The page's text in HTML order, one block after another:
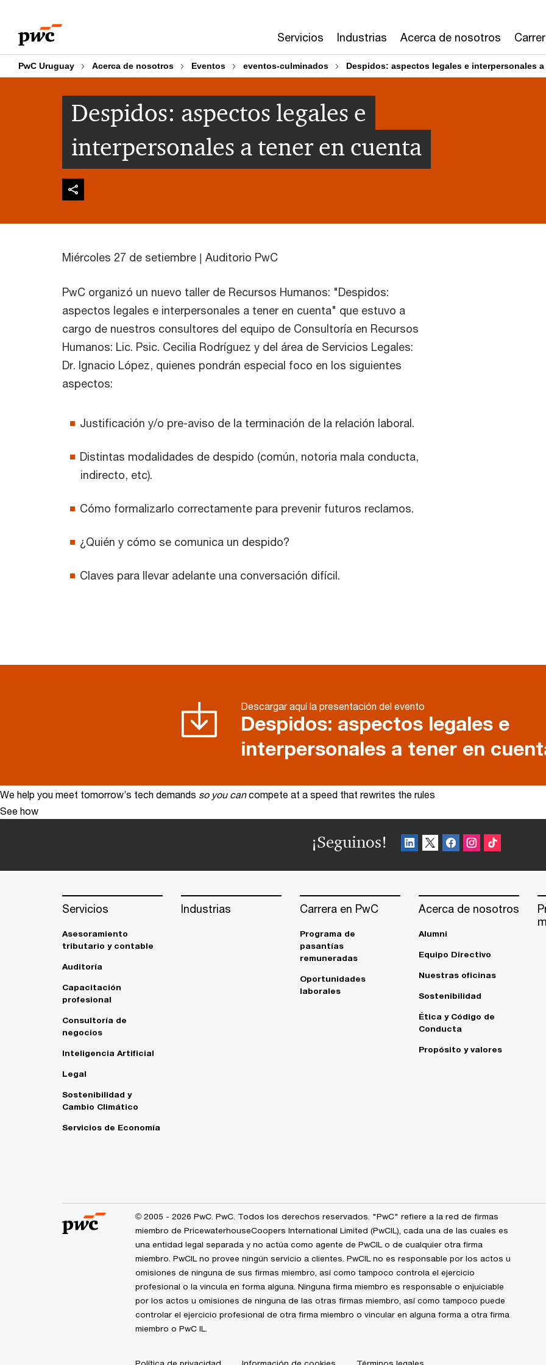
content
footer
Servicios Industrias Acerca de nosotros
PwC Uruguay Acerca de nosotros Eventos eventos-culminados Despidos: aspectos legales e interpersonales
Despidos: aspectos legales e
interpersonales a tener en cuenta
Miércoles 27 de setiembre | Auditorio PwC
PwC organizó un nuevo taller de Recursos Humanos: "Despidos:
aspectos legales e interpersonales a tener en cuenta" que estuvo a
cargo de nuestros consultores del equipo de Consultoría en Recursos
Humanos: Lic. Psic. Cecilia Rodríguez y del área de Servicios Legales:
Dr. Ignacio López, quienes pondrán especial foco en los siguientes
aspectos:
Justificación y/o pre-aviso de la terminación de la relación laboral.
Distintas modalidades de despido (común, notoria mala conducta,
indirecto, etc).
Cómo formalizarlo correctamente para prevenir futuros reclamos.
¿Quién y cómo se comunica un despido?
Claves para llevar adelante una conversación difícil.
Descargar aquí la presentación del evento
Despidos: aspectos legales e
interpersonales a tener en
We help you meet tomorrow’s tech demands so you can compete at a speed that rewrites the rules
See how
¡Seguinos!
Servicios
Asesoramiento
tributario y contable
Auditoría
Capacitación
profesional
Consultoría de
negocios
Inteligencia Artificial
Legal
Sostenibilidad y
Cambio Climático
Servicios de Economía
Industrias Carrera en PwC
Programa de
pasantías
remuneradas
Oportunidades
laborales
Acerca de nosotros
Alumni
Equipo Directivo
Nuestras oficinas
Sostenibilidad
Ética y Código de
Conducta
Propósito y valores
© 2005 - 2026 PwC. PwC. Todos los derechos reservados. "PwC" refiere a la red de firmas
miembro de PricewaterhouseCoopers International Limited (PwCIL), cada una de las cuales es
una entidad legal separada y no actúa como agente de PwCIL o de cualquier otra firma
miembro. PwCIL no provee ningún servicio a clientes. PwCIL no es responsable por los actos u
omisiones de ninguna de sus firmas miembro, así como tampoco controla el ejercicio
profesional o la vincula en forma alguna. Ninguna firma miembro es responsable o enjuiciable
por los actos u omisiones de ninguna de las otras firmas miembro, así como tampoco puede
controlar el ejercicio profesional de otra firma miembro o vincular en alguna forma a otra firma
miembro o PwC IL.
Política de privacidad Información de cookies Términos legales